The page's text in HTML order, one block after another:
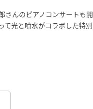
さんのピアノコンサートも
て光と噴水がコラボした特